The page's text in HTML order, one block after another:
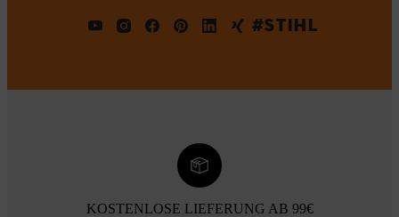
#STIHL
KOSTENLOSE LIEFERUNG AB 99€